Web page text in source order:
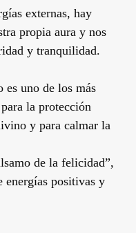
externas, hay
propia aura y nos
y tranquilidad.
es uno de los más
la protección
y para calmar la
de la felicidad”,
energías positivas y